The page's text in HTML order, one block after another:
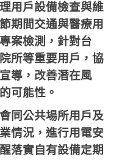
用戶設備檢查與維
期間交通與醫療用
案檢測，針對台
所等重要用戶，協
導，改善潛在風
可能性。
同公共場所用戶及
情況，進行用電安
落實自有設備定期